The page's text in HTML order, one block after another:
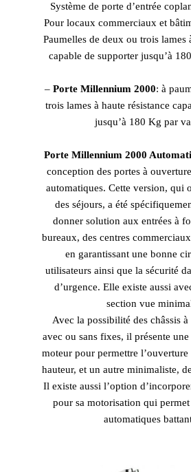
Système de porte d’entrée
Pour locaux commerciaux et
Paumelles de deux ou trois lames
capable de supporter jusqu’à
– Porte Millennium 2000: à
trois lames à haute résistance
jusqu’à 180 Kg par
Porte Millennium 2000
conception des portes à
automatiques. Cette version, qui
des séjours, a été
donner solution aux entrées à
bureaux, des centres
en garantissant une bonne
utilisateurs ainsi que la sécurité
d’urgence. Elle existe aussi
section vue
Avec la possibilité des châssis
avec ou sans fixes, il présente
moteur pour permettre
hauteur, et un autre minimaliste,
Il existe aussi l’option
pour sa motorisation qui
automatiques